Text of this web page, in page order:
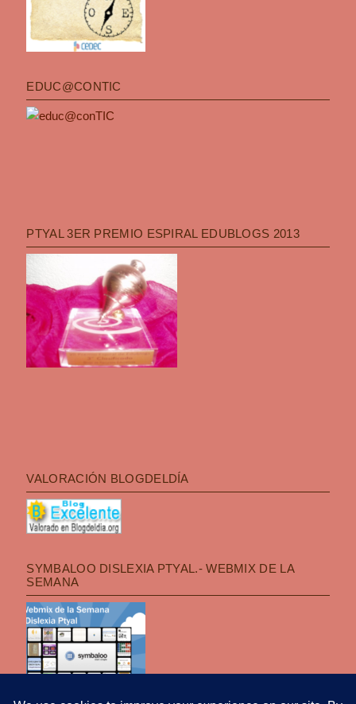
EDUC@CONTIC
PTYAL 3ER PREMIO ESPIRAL EDUBLOGS 2013
VALORACIÓN BLOGDELDÍA
SYMBALOO DISLEXIA PTYAL.- WEBMIX DE LA
SEMANA